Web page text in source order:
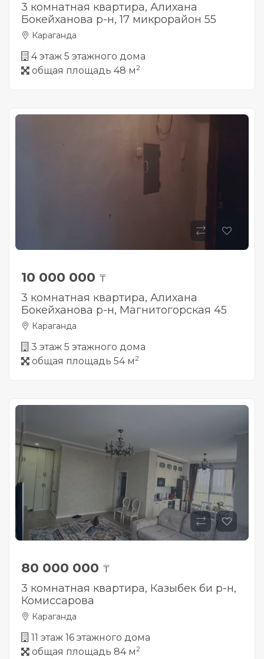
3 комнатная квартира, Алихана
Бокейханова р-н, 17 микрорайон 55
Караганда
4 этаж 5 этажного дома
общая площадь 48 м2
10 000 000 ₸
3 комнатная квартира, Алихана
Бокейханова р-н, Магнитогорская 45
Караганда
3 этаж 5 этажного дома
общая площадь 54 м2
80 000 000 ₸
3 комнатная квартира, Казыбек би р-н,
Комиссарова
Караганда
11 этаж 16 этажного дома
общая площадь 84 м2